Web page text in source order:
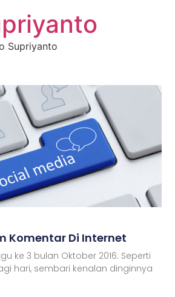
Supriyanto
Komentar Di Internet
ke 3 bulan Oktober 2016. Seperti
hari, sembari kenalan dinginnya